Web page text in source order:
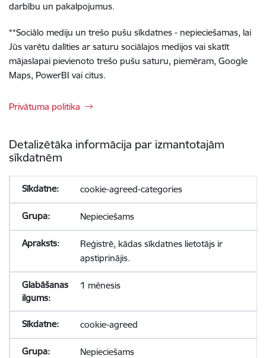
darbību un pakalpojumus.
**Sociālo mediju un trešo pušu sīkdatnes - nepieciešamas, lai
Jūs varētu dalīties ar saturu sociālajos medijos vai skatīt
mājaslapai pievienoto trešo pušu saturu, piemēram, Google
Maps, PowerBI vai citus.
Privātuma politika
Detalizētāka informācija par izmantotajām
sīkdatnēm
cookie-agreed-categories
Nepieciešams
Reģistrē, kādas sīkdatnes lietotājs ir
apstiprinājis.
1 mēnesis
cookie-agreed
Nepieciešams